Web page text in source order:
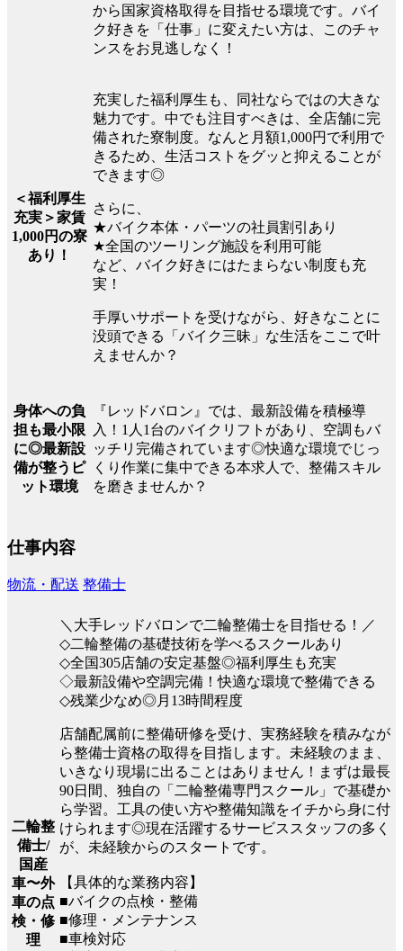
から国家資格取得を目指せる環境です。バイ
ク好きを「仕事」に変えたい方は、このチャ
ンスをお見逃しなく！
＜福利厚生
充実＞家賃
1,000円の寮
あり！
充実した福利厚生も、同社ならではの大きな
魅力です。中でも注目すべきは、全店舗に完
備された寮制度。なんと月額1,000円で利用で
きるため、生活コストをグッと抑えることが
できます◎
さらに、
★バイク本体・パーツの社員割引あり
★全国のツーリング施設を利用可能
など、バイク好きにはたまらない制度も充
実！
手厚いサポートを受けながら、好きなことに
没頭できる「バイク三昧」な生活をここで叶
えませんか？
身体への負
担も最小限
に◎最新設
備が整うピ
ット環境
『レッドバロン』では、最新設備を積極導
入！1人1台のバイクリフトがあり、空調もバ
ッチリ完備されています◎快適な環境でじっ
くり作業に集中できる本求人で、整備スキル
を磨きませんか？
仕事内容
物流・配送 整備士
二輪整
備士/
国産
車〜外
車の点
検・修
理
＼大手レッドバロンで二輪整備士を目指せる！／
◇二輪整備の基礎技術を学べるスクールあり
◇全国305店舗の安定基盤◎福利厚生も充実
◇最新設備や空調完備！快適な環境で整備できる
◇残業少なめ◎月13時間程度
店舗配属前に整備研修を受け、実務経験を積みなが
ら整備士資格の取得を目指します。未経験のまま、
いきなり現場に出ることはありません！まずは最長
90日間、独自の「二輪整備専門スクール」で基礎か
ら学習。工具の使い方や整備知識をイチから身に付
けられます◎現在活躍するサービススタッフの多く
が、未経験からのスタートです。
【具体的な業務内容】
■バイクの点検・整備
■修理・メンテナンス
■車検対応